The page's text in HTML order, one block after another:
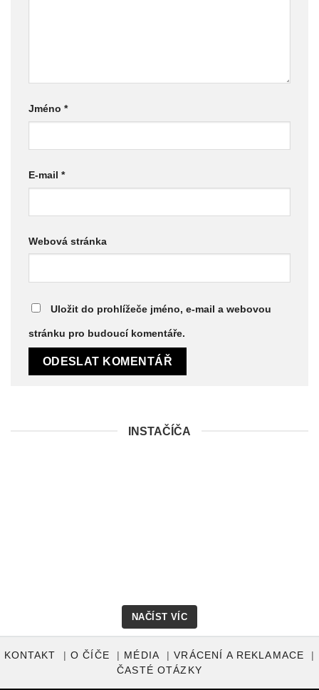
Jméno *
E-mail *
Webová stránka
Uložit do prohlížeče jméno, e-mail a webovou
stránku pro budoucí komentáře.
INSTAČÍČA
NAČÍST VÍC
KONTAKT O ČÍČE MÉDIA
VRÁCENÍ A REKLAMACE
ČASTÉ OTÁZKY